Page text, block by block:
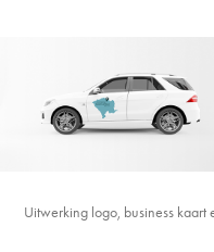
Uitwerking logo, business kaart